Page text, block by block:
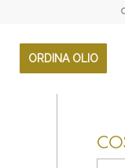
ORDINA OLIO